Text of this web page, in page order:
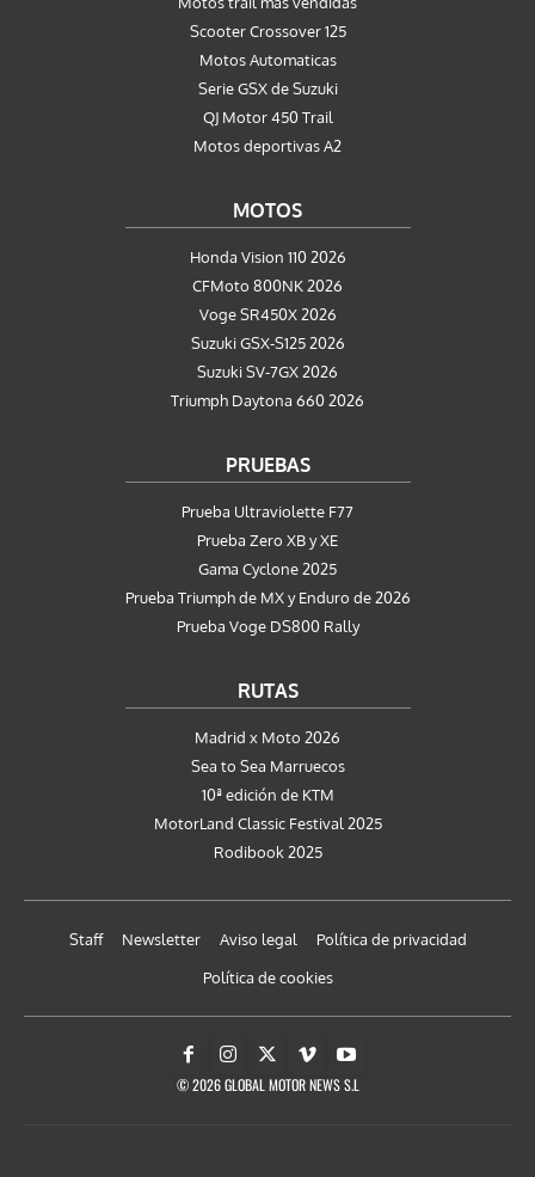
Scooter Crossover 125
Motos Automaticas
Serie GSX de Suzuki
QJ Motor 450 Trail
Motos deportivas A2
MOTOS
Honda Vision 110 2026
CFMoto 800NK 2026
Voge SR450X 2026
Suzuki GSX-S125 2026
Suzuki SV-7GX 2026
Triumph Daytona 660 2026
PRUEBAS
Prueba Ultraviolette F77
Prueba Zero XB y XE
Gama Cyclone 2025
Prueba Triumph de MX y Enduro de 2026
Prueba Voge DS800 Rally
RUTAS
Madrid x Moto 2026
Sea to Sea Marruecos
10ª edición de KTM
MotorLand Classic Festival 2025
Rodibook 2025
Staff Newsletter Aviso legal
Política de privacidad
Política de cookies
© 2026 GLOBAL MOTOR NEWS S.L